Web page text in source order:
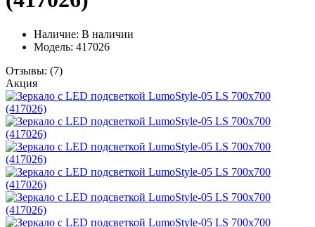
Наличие: В наличии
Модель: 417026
Отзывы: (7)
Акция